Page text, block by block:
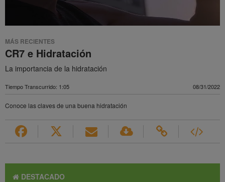
MÁS RECIENTES
CR7 e Hidratación
La importancia de la hidratación
Tiempo Transcurrido: 1:05 08/31/2022
Conoce las claves de una buena hidratación
DESTACADO